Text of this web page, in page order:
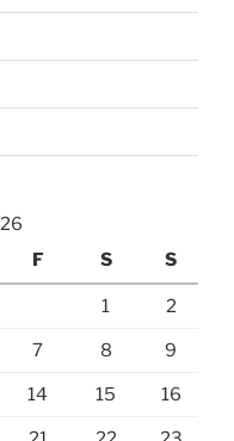
F S S
1 2
7 8 9
14 15 16